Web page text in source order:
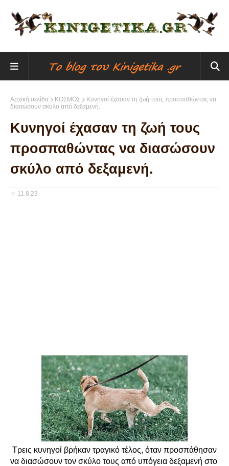
Αρχική σελίδα ΚΟΣΜΟΣ
Κυνηγοί έχασαν τη ζωή τους προσπαθώντας να
διασώσουν σκύλο από δεξαμενή.
Κυνηγοί έχασαν τη ζωή τους
προσπαθώντας να διασώσουν
σκύλο από δεξαμενή.
☆ 11.8.23
Τρεις κυνηγοί βρήκαν τραγικό τέλος, όταν προσπάθησαν
να διασώσουν τον σκύλο τους από υπόγεια δεξαμενή στο